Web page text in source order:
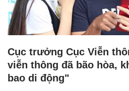
Cục trưởng Cục Viễn
viễn thông đã bão hòa,
bao di động"